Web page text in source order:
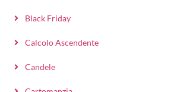
Black Friday
Calcolo Ascendente
Candele